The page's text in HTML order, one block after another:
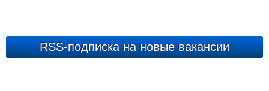
RSS-подписка на новые вакансии